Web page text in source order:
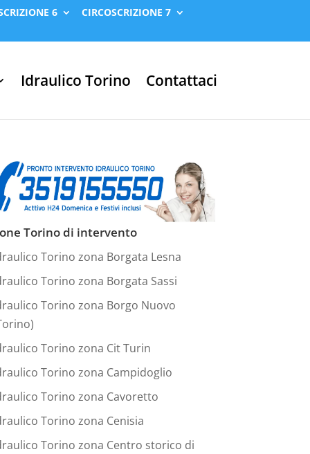
6
CIRCOSCRIZIONE 7
Idraulico Torino Contattaci
Torino di intervento
Torino zona Borgata Lesna
Torino zona Borgata Sassi
Torino zona Borgo Nuovo
Torino zona Cit Turin
Torino zona Campidoglio
Torino zona Cavoretto
Torino zona Cenisia
Torino zona Centro storico di